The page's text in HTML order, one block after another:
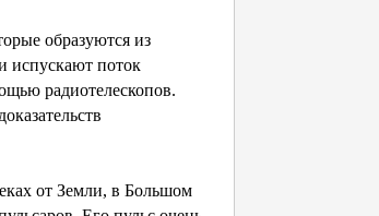
образуются из
испускают поток
радиотелескопов.
от Земли, в Большом